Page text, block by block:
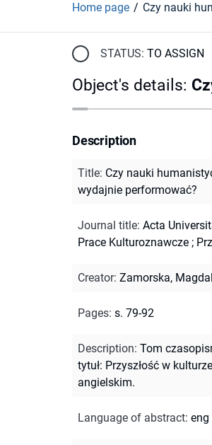
Home page
STATUS: TO ASSIGN
Object's details:
Description
Title: Czy nauki
wydajnie performować?
Journal title: Acta
Prace Kulturoznawcze ;
Creator: Zamorska,
Pages: s. 79-92
Description: Tom
tytuł: Przyszłość w
angielskim.
Language of abstract: eng